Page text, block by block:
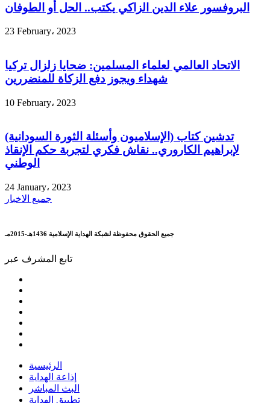
البروفسور علاء الدين الزاكي يكتب.. الحل أو الطوفان
23 February، 2023
الاتحاد العالمي لعلماء المسلمين: ضحايا زلزال تركيا
شهداء ويجوز دفع الزكاة للمنضررين
10 February، 2023
تدشين كتاب (الإسلاميون وأسئلة الثورة السودانية)
لإبراهيم الكاروري.. نقاش فكري لتجربة حكم الإنقاذ
الوطني
24 January، 2023
جميع الاخبار
جميع الحقوق محفوظة لشبكة الهداية الإسلامية 1436هـ-2015مـ
تابع المشرف عبر
الرئيسية
إذاعة الهداية
البث المباشر
تطبيق الهداية